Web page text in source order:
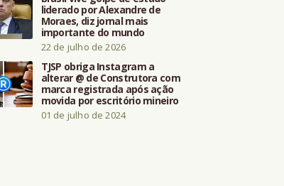
liderado por Alexandre de
Moraes, diz jornal mais
importante do mundo
22 de julho de 2026
TJSP obriga Instagram a
alterar @ de Construtora com
marca registrada após ação
movida por escritório mineiro
01 de julho de 2024